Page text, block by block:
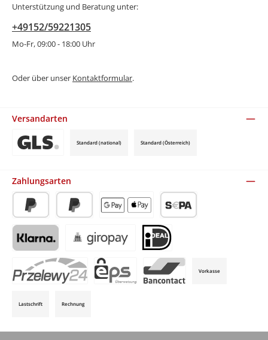
Unterstützung und Beratung unter:
+49152/59221305
Mo-Fr, 09:00 - 18:00 Uhr
Oder über unser Kontaktformular.
Versandarten
Standard (national) Standard (Österreich)
Zahlungsarten
PayPal Später BezahlenApple Pay / Google Pay (via Stripe)
SEPA-Lastschrift (via Stripe)
Klarna (via Stripe)Giropay (via Stripe) iDeal (via Stripe)
Vorkasse
Lastschrift Rechnung